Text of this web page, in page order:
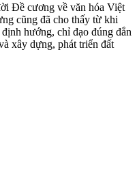
Đề cương về văn hóa Việt
cũng đã cho thấy từ khi
hướng, chỉ đạo đúng đắn
xây dựng, phát triển đất